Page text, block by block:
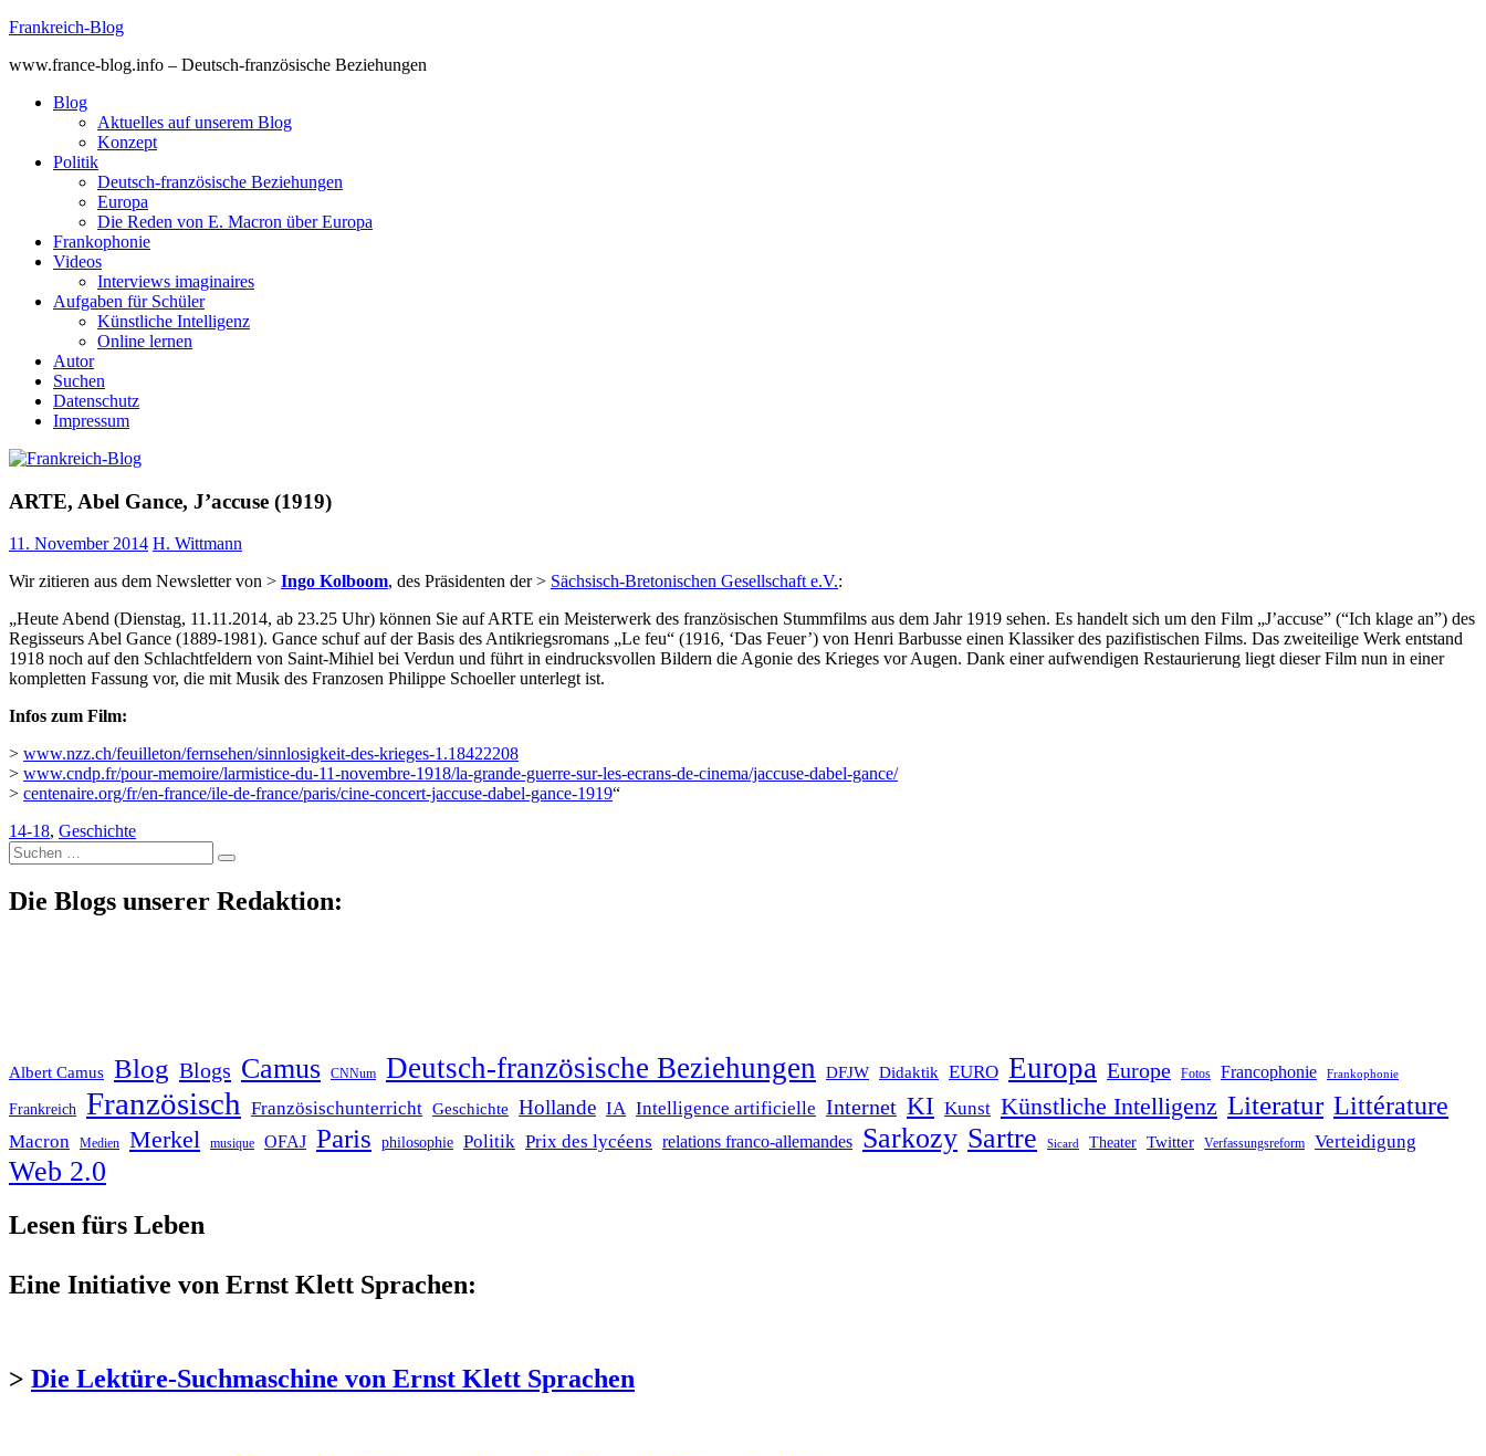
Skip
content
Frankreich-Blog
www.france-blog.info – Deutsch-französische Beziehungen
Blog
Aktuelles auf unserem Blog
Konzept
Politik
Deutsch-französische Beziehungen
Europa
Die Reden von E. Macron über Europa
Frankophonie
Videos
Interviews imaginaires
Aufgaben für Schüler
Künstliche Intelligenz
Online lernen
Autor
Suchen
Datenschutz
Impressum
ARTE, Abel Gance, J’accuse (1919)
11. November 2014 H. Wittmann
Wir zitieren aus dem Newsletter von > Ingo Kolboom, des Präsidenten der > Sächsisch-Bretonischen Gesellschaft e.V.:
„Heute Abend (Dienstag, 11.11.2014, ab 23.25 Uhr) können Sie auf ARTE ein Meisterwerk des französischen Stummfilms aus dem Jahr 1919 sehen. Es handelt sich um den Film „J’accuse” (“Ich klage an”) des
Regisseurs Abel Gance (1889-1981). Gance schuf auf der Basis des Antikriegsromans „Le feu“ (1916, ‘Das Feuer’) von Henri Barbusse einen Klassiker des pazifistischen Films. Das zweiteilige Werk entstand
1918 noch auf den Schlachtfeldern von Saint-Mihiel bei Verdun und führt in eindrucksvollen Bildern die Agonie des Krieges vor Augen. Dank einer aufwendigen Restaurierung liegt dieser Film nun in einer
kompletten Fassung vor, die mit Musik des Franzosen Philippe Schoeller unterlegt ist.
Infos zum Film:
> www.nzz.ch/feuilleton/fernsehen/sinnlosigkeit-des-krieges-1.18422208
> www.cndp.fr/pour-memoire/larmistice-du-11-novembre-1918/la-grande-guerre-sur-les-ecrans-de-cinema/jaccuse-dabel-gance/
> centenaire.org/fr/en-france/ile-de-france/paris/cine-concert-jaccuse-dabel-gance-1919“
14-18, Geschichte
Suche
nach:
Die Blogs unserer Redaktion:
Albert Camus Blog Blogs Camus CNNum Deutsch-französische Beziehungen DFJW Didaktik EURO Europa Europe Fotos Francophonie Frankophonie
Frankreich Französisch Französischunterricht Geschichte Hollande IA Intelligence artificielle Internet KI Kunst Künstliche Intelligenz Literatur Littérature
Macron Medien Merkel musique OFAJ Paris philosophie Politik Prix des lycéens relations franco-allemandes Sarkozy Sartre Sicard Theater Twitter Verfassungsreform Verteidigung
Web 2.0
Lesen fürs Leben
Eine Initiative von Ernst Klett Sprachen:
> Die Lektüre-Suchmaschine von Ernst Klett Sprachen